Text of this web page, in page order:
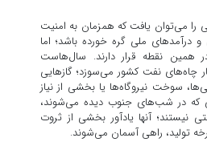
را می‌توان یافت که همزمان به امنیت
درآمدهای ملی گره خورده باشد؛ اما
همین نقطه قرار دارند. سال‌هاست
چاه‌های نفت کشور می‌سوزد؛ گازهایی
سوخت نیروگاه‌ها یا بخشی از نیاز
که در شب‌های جنوب دیده می‌شوند،
نیستند؛ آنها یادآور بخشی از ثروت
تولید، راهی آسمان می‌شوند.